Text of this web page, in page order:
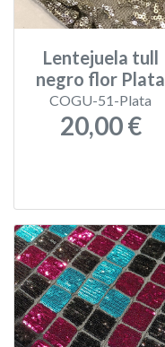
Lentejuela tull
negro flor Plata
COGU-51-Plata
20,00 €